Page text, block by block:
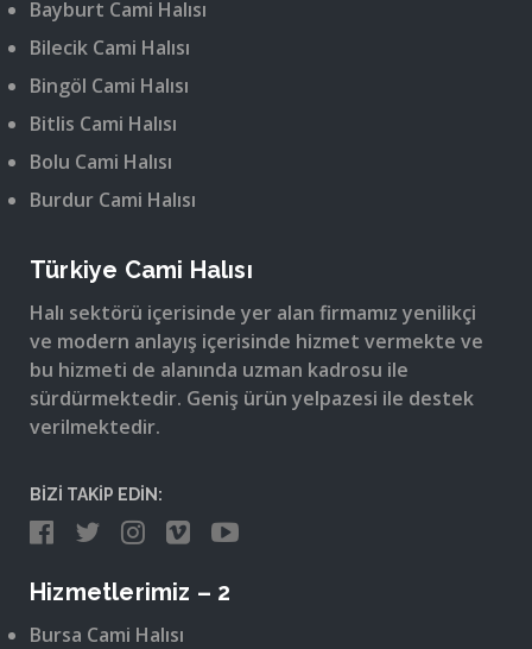
Bayburt Cami Halısı
Bilecik Cami Halısı
Bingöl Cami Halısı
Bitlis Cami Halısı
Bolu Cami Halısı
Burdur Cami Halısı
Türkiye Cami Halısı
Halı sektörü içerisinde yer alan firmamız yenilikçi
ve modern anlayış içerisinde hizmet vermekte ve
bu hizmeti de alanında uzman kadrosu ile
sürdürmektedir. Geniş ürün yelpazesi ile destek
verilmektedir.
BİZİ TAKİP EDİN:
Hizmetlerimiz – 2
Bursa Cami Halısı